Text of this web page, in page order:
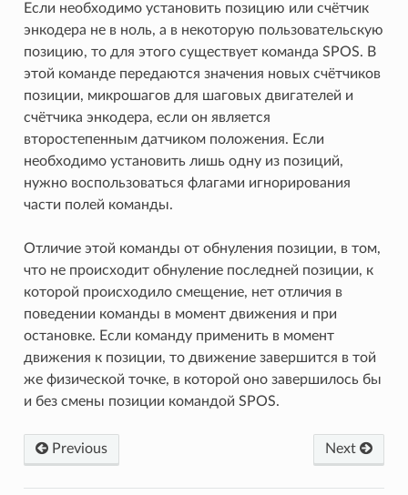
Если необходимо установить позицию или счётчик
энкодера не в ноль, а в некоторую пользовательскую
позицию, то для этого существует команда SPOS. В
этой команде передаются значения новых счётчиков
позиции, микрошагов для шаговых двигателей и
счётчика энкодера, если он является
второстепенным датчиком положения. Если
необходимо установить лишь одну из позиций,
нужно воспользоваться флагами игнорирования
части полей команды.
Отличие этой команды от обнуления позиции, в том,
что не происходит обнуление последней позиции, к
которой происходило смещение, нет отличия в
поведении команды в момент движения и при
остановке. Если команду применить в момент
движения к позиции, то движение завершится в той
же физической точке, в которой оно завершилось бы
и без смены позиции командой SPOS.
Next
Previous